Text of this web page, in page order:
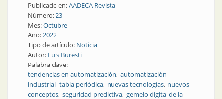
Publicado en:AADECA Revista
Número:23
Mes:Octubre
Año:2022
Tipo de artículo: Noticia
Autor: Luis Buresti
Palabra clave:
tendencias en automatización automatización
industrial tabla periódica nuevas tecnologías nuevos
conceptos seguridad predictiva gemelo digital de la